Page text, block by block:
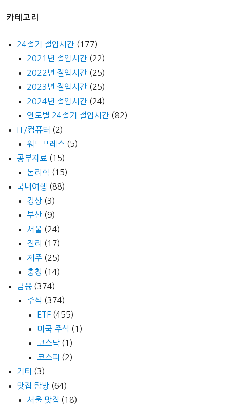
카테고리
24절기 절입시간 (177)
2021년 절입시간 (22)
2022년 절입시간 (25)
2023년 절입시간 (25)
2024년 절입시간 (24)
연도별 24절기 절입시간 (82)
IT/컴퓨터 (2)
워드프레스 (5)
공부자료 (15)
논리학 (15)
국내여행 (88)
경상 (3)
부산 (9)
서울 (24)
전라(17)
제주 (25)
충청 (14)
금융 (374)
주식 (374)
ETF (455)
미국 주식 (1)
코스닥 (1)
코스피 (2)
기타(3)
맛집 탐방 (64)
서울 맛집 (18)